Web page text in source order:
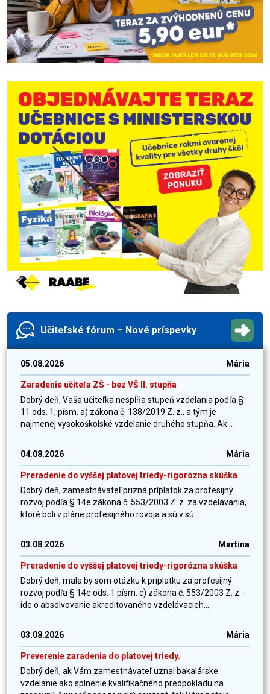
Učiteľské fórum – Nové príspevky
05.08.2026 Mária
Zaradenie učiteľa ZŠ - bez VŠ II. stupňa
Dobrý deň, Vaša učiteľka nespĺňa stupeň vzdelania podľa §
11 ods. 1, písm. a) zákona č. 138/2019 Z. z., a tým je
najmenej vysokoškolské vzdelanie druhého stupňa. Ak...
04.08.2026 Mária
Preradenie do vyššej platovej triedy-rigorózna skúška
Dobrý deň, zamestnávateľ prizná príplatok za profesijný
rozvoj podľa § 14e zákona č. 553/2003 Z. z. za vzdelávania,
ktoré boli v pláne profesijného rovoja a sú v sú...
03.08.2026 Martina
Preradenie do vyššej platovej triedy-rigorózna skúška
Dobrý deň, mala by som otázku k príplatku za profesijný
rozvoj podľa § 14e ods. 1 písm. c) zákona č. 553/2003 Z. z. -
ide o absolvovanie akreditovaného vzdelávacieh...
03.08.2026 Mária
Preverenie zaradenia do platovej triedy.
Dobrý deň, ak Vám zamestnávateľ uznal bakalárske
vzdelanie ako splnenie kvalifikačného predpokladu na